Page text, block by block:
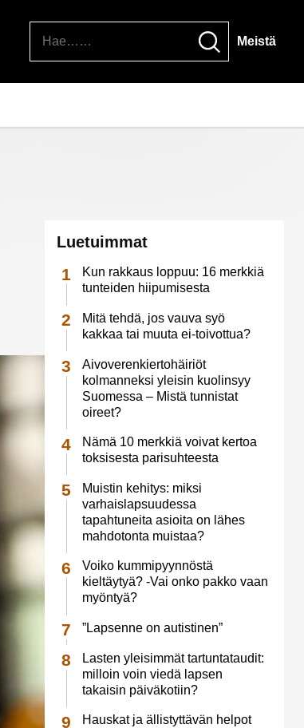
Meistä
Luetuimmat
Kun rakkaus loppuu: 16 merkkiä
tunteiden hiipumisesta
Mitä tehdä, jos vauva syö
kakkaa tai muuta ei-toivottua?
Aivoverenkiertohäiriöt
kolmanneksi yleisin kuolinsyy
Suomessa – Mistä tunnistat
oireet?
Nämä 10 merkkiä voivat kertoa
toksisesta parisuhteesta
Muistin kehitys: miksi
varhaislapsuudessa
tapahtuneita asioita on lähes
mahdotonta muistaa?
Voiko kummipyynnöstä
kieltäytyä? -Vai onko pakko vaan
myöntyä?
”Lapsenne on autistinen”
Lasten yleisimmät tartuntataudit:
milloin voin viedä lapsen
takaisin päiväkotiin?
Hauskat ja ällistyttävän helpot